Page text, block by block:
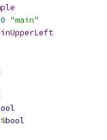
"main"
%bool